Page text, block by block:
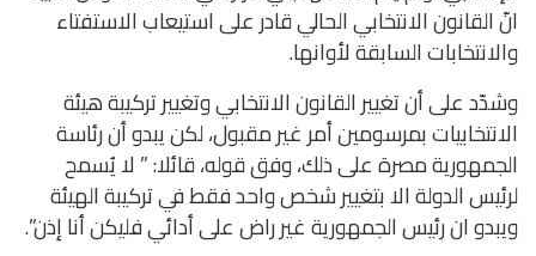
انّ القانون الانتخابي الحالي قادر على استيعاب الاستفتاء
والانتخابات السابقة لأوانها.
وشدّد على أن تغيير القانون الانتخابي وتغيير تركيبة هيئة
الانتخابيات بمرسومين أمر غير مقبول، لكن يبدو أن رئاسة
الجمهورية مصرة على ذلك، وفق قوله، قائلا: ” لا يُسمح
لرئيس الدولة الا بتغيير شخص واحد فقط في تركيبة الهيئة
ويبدو ان رئيس الجمهورية غير راض على أدائي فليكن أنا إذن”.